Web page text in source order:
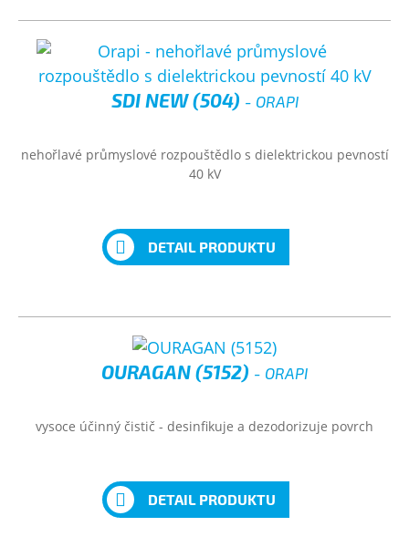
SDI NEW (504) - ORAPI
nehořlavé průmyslové rozpouštědlo s dielektrickou pevností
40 kV
DETAIL PRODUKTU
OURAGAN (5152) - ORAPI
vysoce účinný čistič - desinfikuje a dezodorizuje povrch
DETAIL PRODUKTU